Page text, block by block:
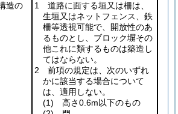
造の
1 道路に面する垣又は柵は、
生垣又はネットフェンス、鉄
柵等透視可能で、開放性のあ
るものとし、ブロック塀その
他これに類するものは築造し
てはならない。
2 前項の規定は、次のいずれ
かに該当する場合について
は、適用しない。
(1) 高さ0.6m以下のもの